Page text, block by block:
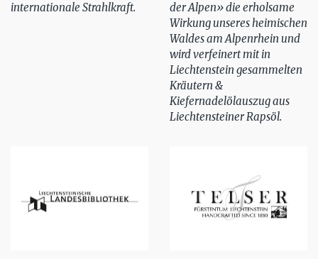
internationale Strahlkraft.
der Alpen» die erholsame
Wirkung unseres heimischen
Waldes am Alpenrhein und
wird verfeinert mit in
Liechtenstein gesammelten
Kräutern &
Kiefernadelölauszug aus
Liechtensteiner Rapsöl.